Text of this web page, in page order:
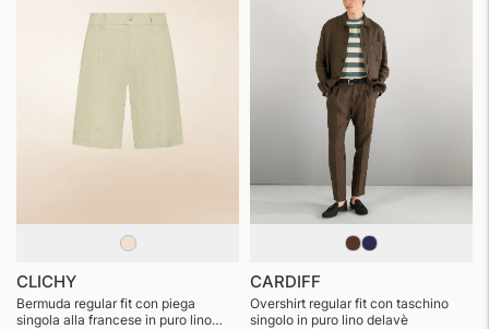
CLICHY
Bermuda regular fit con piega
singola alla francese in puro lino
CARDIFF
Overshirt regular fit con taschino
singolo in puro lino delavè